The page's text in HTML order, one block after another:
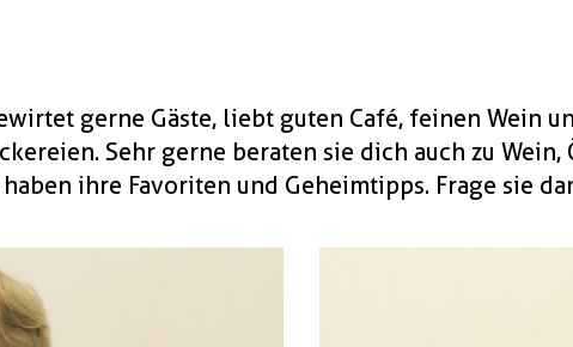
gerne Gäste, liebt guten Café, feinen Wein
Sehr gerne beraten sie dich auch zu Wein,
ihre Favoriten und Geheimtipps. Frage sie